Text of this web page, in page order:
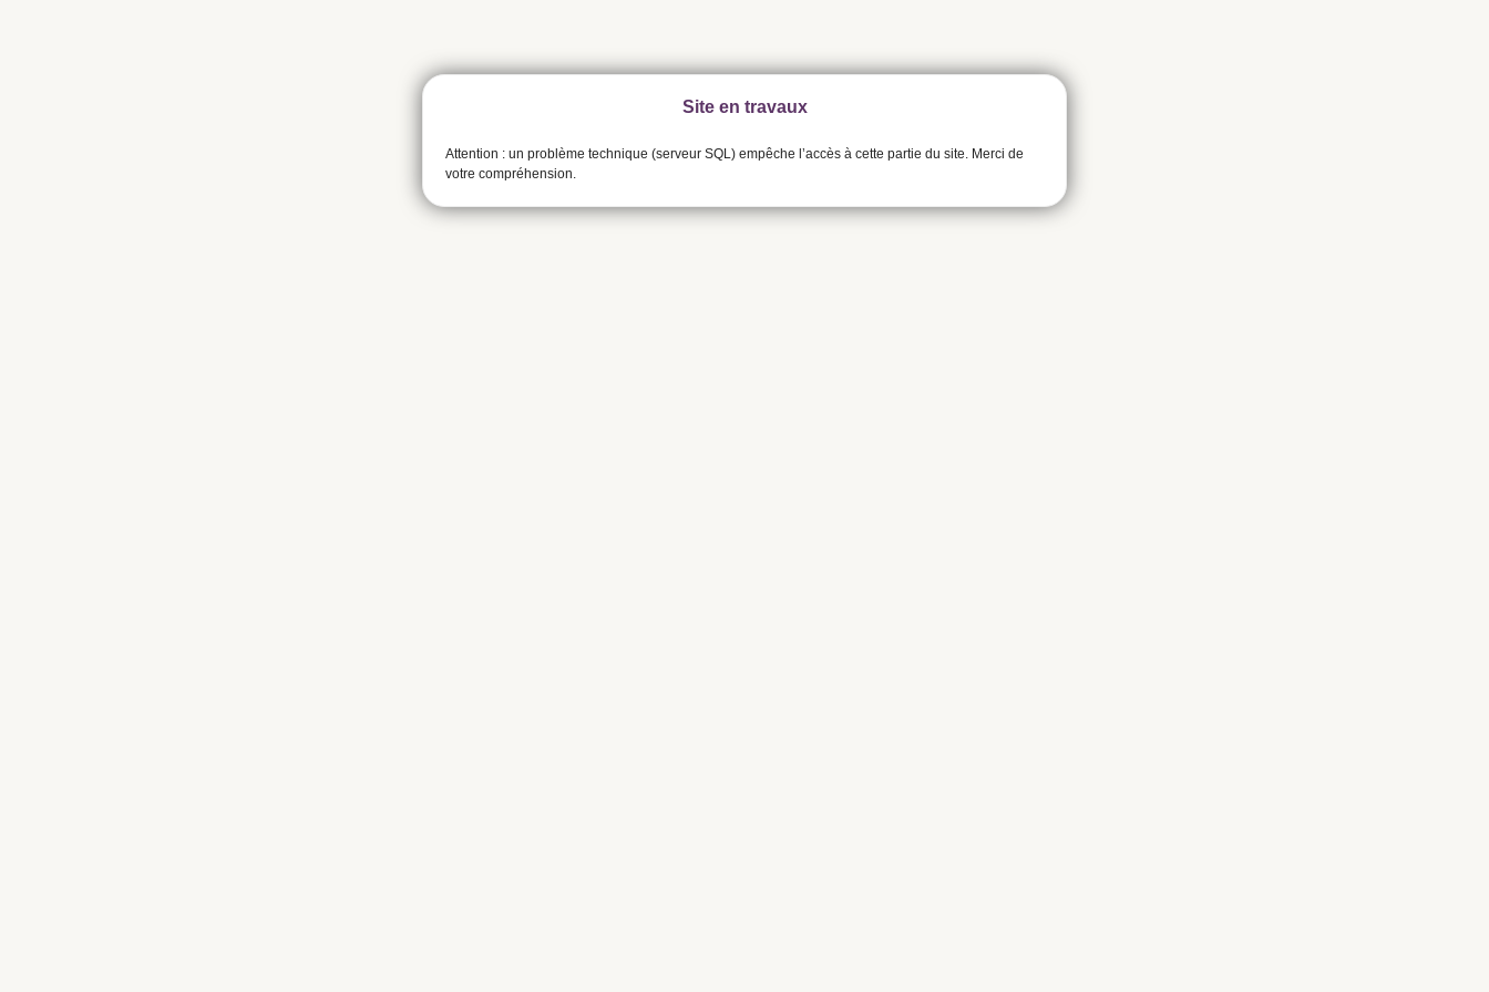
Site en travaux
Attention : un problème technique (serveur SQL) empêche l’accès à cette partie du site. Merci de
votre compréhension.